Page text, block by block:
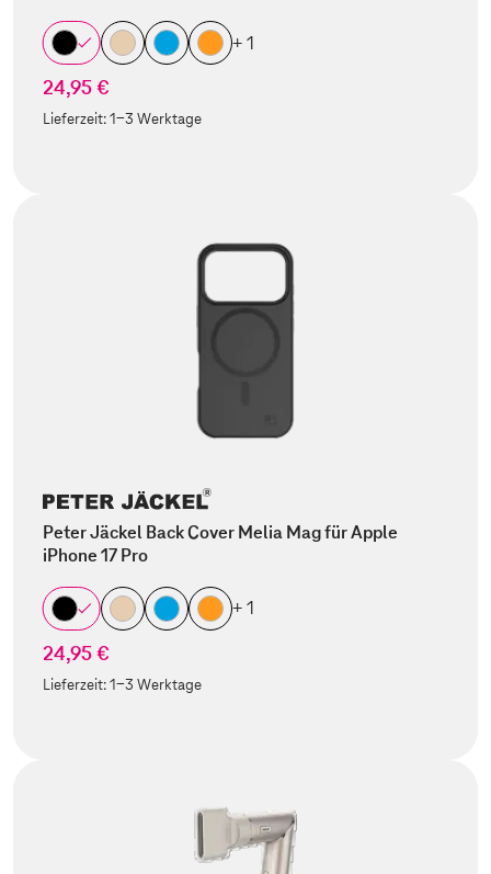
+ 1
24,95 €
Lieferzeit:1-3 Werktage
Peter Jäckel Back Cover Melia Mag für Apple
iPhone 17 Pro
+ 1
24,95 €
Lieferzeit:1-3 Werktage